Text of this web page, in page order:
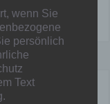
wenn Sie
persönlich
Text